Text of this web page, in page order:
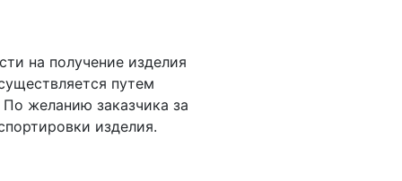
на получение изделия
путем
желанию заказчика за
изделия.